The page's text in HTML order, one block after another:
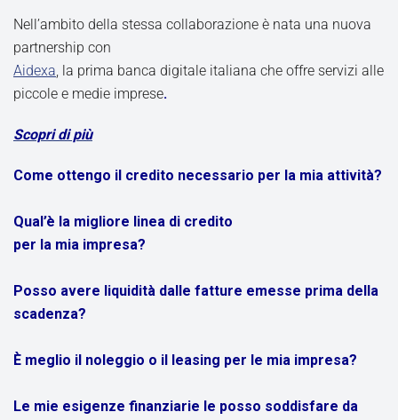
Nell’ambito della stessa collaborazione è nata una nuova
partnership con
Aidexa, la prima banca digitale italiana che offre servizi alle
piccole e medie imprese.
Scopri di più
Come ottengo il credito necessario per la mia attività?
Qual’è la migliore linea di credito
per la mia impresa?
Posso avere liquidità dalle fatture emesse prima della
scadenza?
È meglio il noleggio o il leasing per le mia impresa?
Le mie esigenze finanziarie le posso soddisfare da